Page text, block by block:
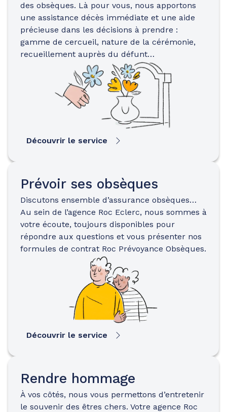
des obsèques. Là pour vous, nous apportons
une assistance décès immédiate et une aide
précieuse dans les décisions à prendre :
gamme de cercueil, nature de la cérémonie,
recueillement auprès du défunt…
Découvrir le service
Prévoir ses obsèques
Discutons ensemble d’assurance obsèques…
Au sein de l’agence Roc Eclerc, nous sommes à
votre écoute, toujours disponibles pour
répondre aux questions et vous présenter nos
formules de contrat Roc Prévoyance Obsèques.
Découvrir le service
Rendre hommage
À vos côtés, nous vous permettons d’entretenir
le souvenir des êtres chers. Votre agence Roc